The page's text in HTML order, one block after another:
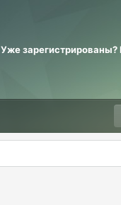
Уже зарегистрированы?